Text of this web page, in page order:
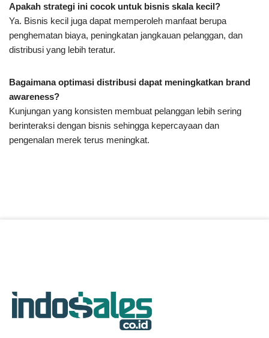
Apakah strategi ini cocok untuk bisnis skala kecil?
Ya. Bisnis kecil juga dapat memperoleh manfaat berupa
penghematan biaya, peningkatan jangkauan pelanggan, dan
distribusi yang lebih teratur.
Bagaimana optimasi distribusi dapat meningkatkan brand
awareness?
Kunjungan yang konsisten membuat pelanggan lebih sering
berinteraksi dengan bisnis sehingga kepercayaan dan
pengenalan merek terus meningkat.